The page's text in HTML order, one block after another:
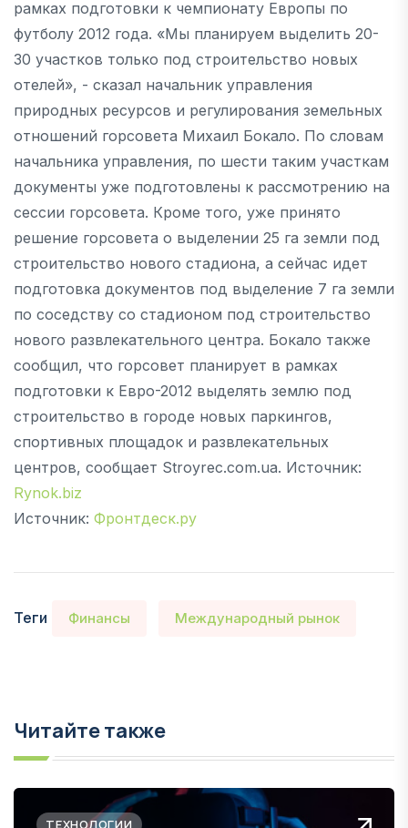
рамках подготовки к чемпионату Европы по
футболу 2012 года. «Мы планируем выделить 20-
30 участков только под строительство новых
отелей», - сказал начальник управления
природных ресурсов и регулирования земельных
отношений горсовета Михаил Бокало. По словам
начальника управления, по шести таким участкам
документы уже подготовлены к рассмотрению на
сессии горсовета. Кроме того, уже принято
решение горсовета о выделении 25 га земли под
строительство нового стадиона, а сейчас идет
подготовка документов под выделение 7 га земли
по соседству со стадионом под строительство
нового развлекательного центра. Бокало также
сообщил, что горсовет планирует в рамках
подготовки к Евро-2012 выделять землю под
строительство в городе новых паркингов,
спортивных площадок и развлекательных
центров, сообщает Stroyrec.com.ua. Источник:
Rynok.biz
Источник: Фронтдеск.ру
Теги Финансы Международный рынок
Читайте также
ТЕХНОЛОГИИ